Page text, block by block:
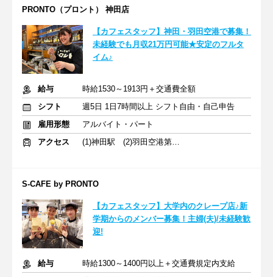
PRONTO（プロント） 神田店
【カフェスタッフ】神田・羽田空港で募集！
未経験でも月収21万円可能★安定のフルタ
イム♪
給与
時給1530～1913円＋交通費全額
シフト
週5日 1日7時間以上 シフト自由・自己申告
雇用形態
アルバイト・パート
アクセス
(1)神田駅 (2)羽田空港第３ターミナル(東京モノレール)駅
S-CAFE by PRONTO
【カフェスタッフ】大学内のクレープ店♪新
学期からのメンバー募集！主婦(夫)/未経験歓
迎!
給与
時給1300～1400円以上＋交通費規定内支給